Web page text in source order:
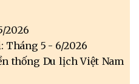
2026
Tháng 5 - 6/2026
thống Du lịch Việt Nam